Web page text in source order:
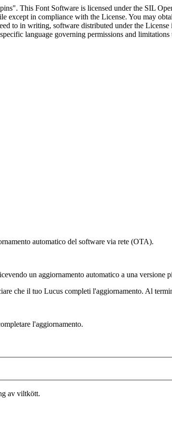
This Font Software is licensed under the SIL
except in compliance with the License. You may
to in writing, software distributed under the
language governing permissions and limitations
automatico del software via rete (OTA).
un aggiornamento automatico a una versione
che il tuo Lucus completi l'aggiornamento. Al
l'aggiornamento.
av viltkött.